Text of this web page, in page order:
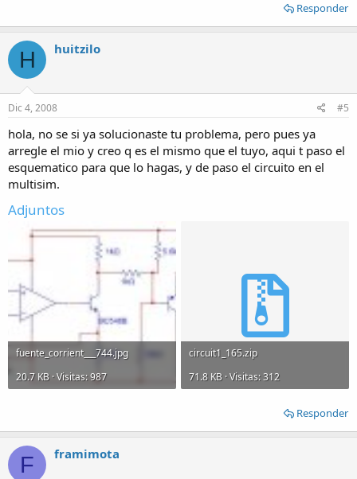
Responder
H huitzilo
Dic 4, 2008 #5
hola, no se si ya solucionaste tu problema, pero pues ya
arregle el mio y creo q es el mismo que el tuyo, aqui t paso el
esquematico para que lo hagas, y de paso el circuito en el
multisim.
Adjuntos
fuente_corrient___744.jpg
20.7 KB · Visitas: 987
circuit1_165.zip
71.8 KB · Visitas: 312
Responder
F framimota